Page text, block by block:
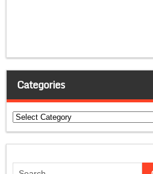
Categories
Categories